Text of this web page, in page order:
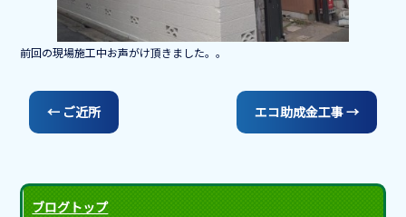
前回の現場施工中お声がけ頂きました。。
← ご近所 エコ助成金工事→
ブログトップ